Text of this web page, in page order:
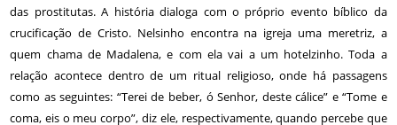
das prostitutas. A história dialoga com o próprio evento bíblico da
crucificação de Cristo. Nelsinho encontra na igreja uma meretriz, a
quem chama de Madalena, e com ela vai a um hotelzinho. Toda a
relação acontece dentro de um ritual religioso, onde há passagens
como as seguintes: “Terei de beber, ó Senhor, deste cálice” e “Tome e
coma, eis o meu corpo”, diz ele, respectivamente, quando percebe que